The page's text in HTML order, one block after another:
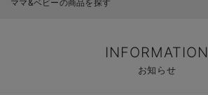
ママ&ベビーの商品を探す
INFORMATION
お知らせ